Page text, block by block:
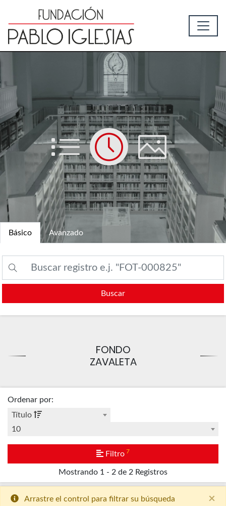
List Time Picture
Básico Avanzado
Buscar
FONDO
ZAVALETA
Mostrando 1 - 2 de 2 Registros
Ordenar por:
Título
10
Filtro 7
×
Arrastre el control para filtrar su búsqueda